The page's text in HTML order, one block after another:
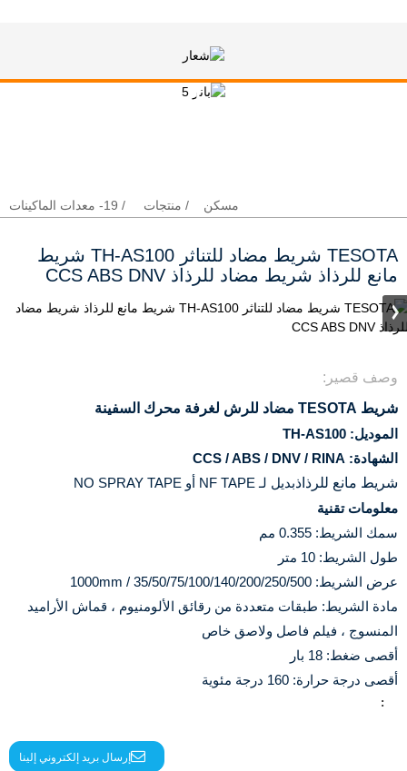
مسكن منتجات 19- معدات الماكينات
TESOTA شريط مضاد للتناثر TH-AS100 شريط
مانع للرذاذ شريط مضاد للرذاذ CCS ABS DNV
وصف قصير:
شريط TESOTA مضاد للرش لغرفة محرك السفينة
الموديل: TH-AS100
الشهادة: CCS / ABS / DNV / RINA
شريط مانع للرذاذبديل لـ NF TAPE أو NO SPRAY TAPE
معلومات تقنية
سمك الشريط: 0.355 مم
طول الشريط: 10 متر
عرض الشريط: 35/50/75/100/140/200/250/500 / 1000mm
مادة الشريط: طبقات متعددة من رقائق الألومنيوم ، قماش الأراميد
المنسوج ، فيلم فاصل ولاصق خاص
أقصى ضغط: 18 بار
أقصى درجة حرارة: 160 درجة مئوية
:
إرسال بريد إلكتروني إلينا